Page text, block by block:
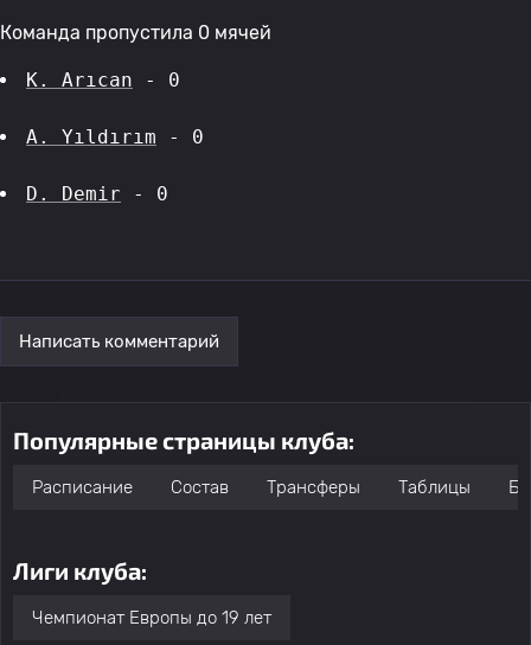
Команда пропустила 0 мячей
K. Arıcan - 0
A. Yıldırım - 0
D. Demir - 0
Написать комментарий
Популярные страницы клуба:
Расписание Состав Трансферы Таблицы
Лиги клуба:
Чемпионат Европы до 19 лет